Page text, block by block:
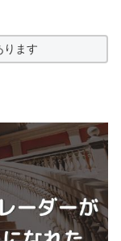
ります